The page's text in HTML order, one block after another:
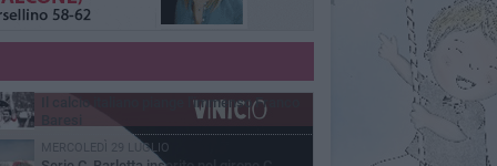
VENERDÌ 31 LUGLIO
Barletta 1922: un avvio tostissimo e
VENERDÌ 31 LUGLIO
Il calcio italiano piange l'immenso Franco
MERCOLEDÌ 29 LUGLIO